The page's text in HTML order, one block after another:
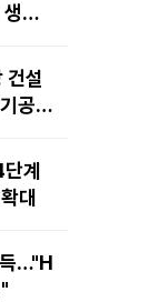
산
건설
공급
계
대
…"H